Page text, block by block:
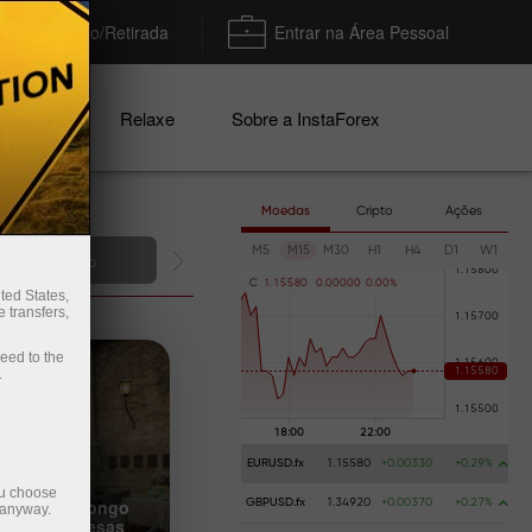
Depósito/Retirada Entrar na Área Pessoal
Relaxe Sobre a InstaForex
Deposite dinheiro
visão de longo
de empresas
Moedas Cripto Ações
M5 M15 M30 H1 H4 D1 W1
C 1 . 1 5580 0 .00000 0 .00%
EURUSD.fx 1.15580 +0.00330 +0.29%
GBPUSD.fx 1.34920 +0.00370 +0.27%
States,
transfers,
to the
choose